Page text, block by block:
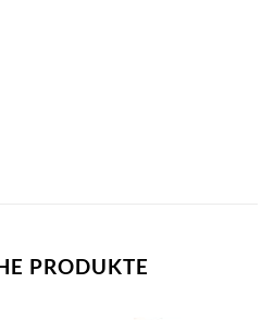
PRODUKTE